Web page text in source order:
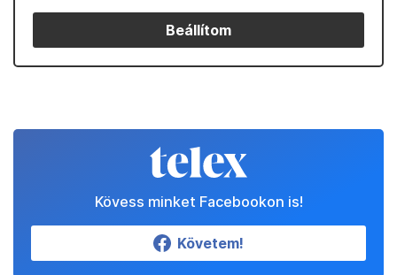
Beállítom
Kövess minket Facebookon is!
Követem!